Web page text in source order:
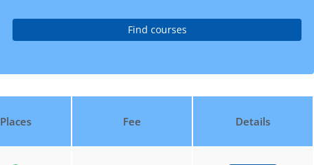
Places Fee Details